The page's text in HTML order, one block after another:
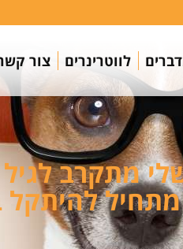
לווטרינרים צור
מתחיל